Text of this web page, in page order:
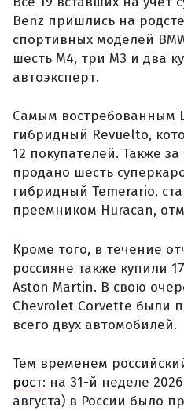
Benz пришлись на
спортивных моделей
шесть M4, три M3 и два
автоэксперт.
Самым востребованным
гибридный Revuelto,
12 покупателей. Также
продано шесть
гибридный Temerario,
преемником Huracan,
Кроме того, в течение
россияне также купили
Aston Martin. В свою
Chevrolet Corvette были
всего двух автомобилей.
Тем временем
рост: на 31-й неделе
августа) в России было